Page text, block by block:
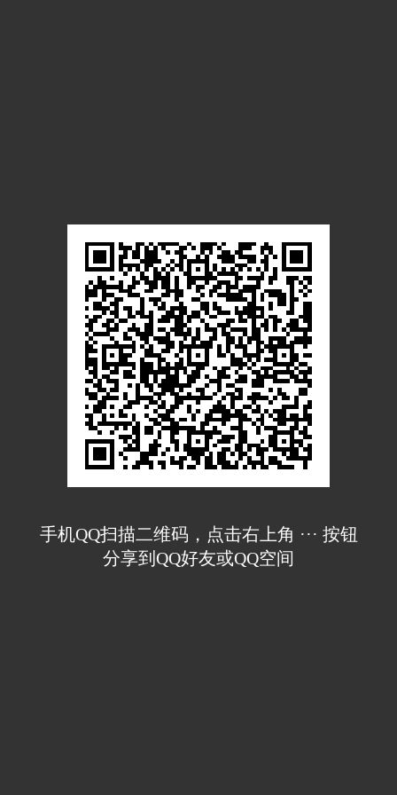
手机QQ扫描二维码，点击右上角 ··· 按钮
分享到QQ好友或QQ空间